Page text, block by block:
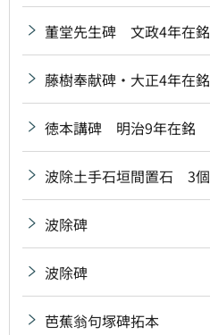
董堂先生碑 文政4年在銘
藤樹奉献碑・大正4年在銘
徳本講碑 明治9年在銘
波除土手石垣間置石 3個
波除碑
波除碑
芭蕉翁句塚碑拓本